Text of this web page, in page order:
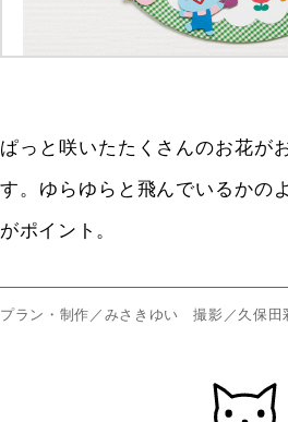
ぱっと咲いたたくさんのお花が
す。ゆらゆらと飛んでいるかの
がポイント。
プラン・制作／みさきゆい 撮影／久保田